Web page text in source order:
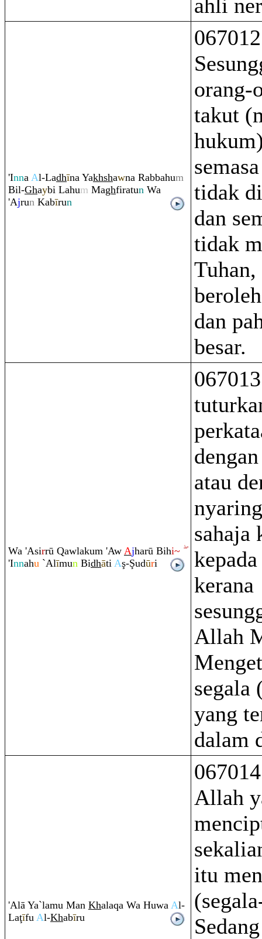
ahli
'Inna Al-Ladhīna Yakhshawna Rabbahum
Bil-Ghaybi Lahum Maghfiratun Wa
'Ajrun Kabīrun
067012
orang-
takut
tidak
dan
tidak
dan
besar.
Wa 'Asirrū Qawlakum 'Aw Ajharū Bihi~
'Innahu `Alīmun Bidhāti Aş-Şudūri
atau
sahaja
kerana
Allah
segala
yang
dalam
'Alā Ya`lamu Man Khalaqa Wa Huwa Al-
Laţīfu Al-Khabīru
Allah
itu